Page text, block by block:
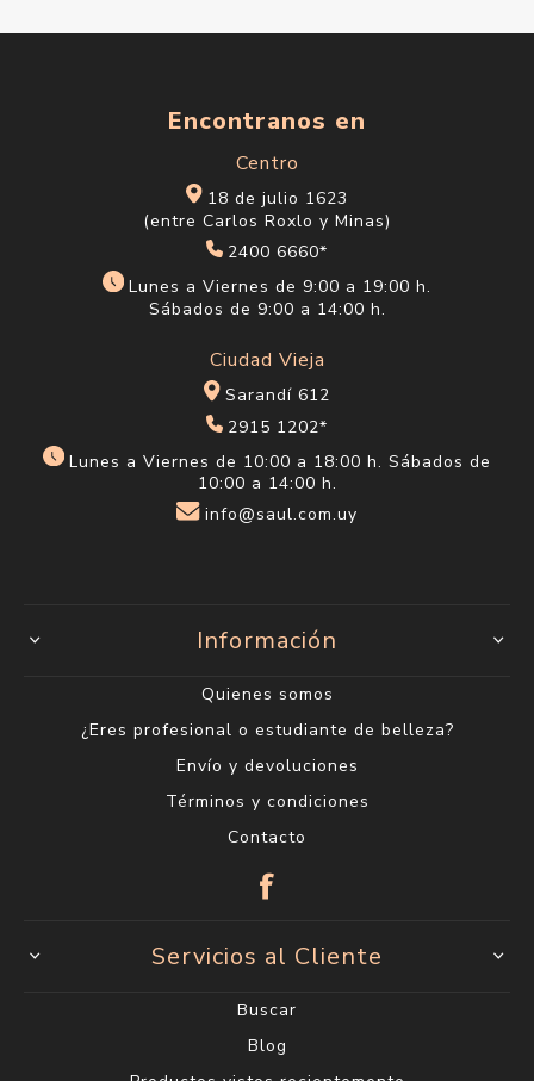
Encontranos en
Centro
18 de julio 1623
(entre Carlos Roxlo y Minas)
2400 6660*
Lunes a Viernes de 9:00 a 19:00 h.
Sábados de 9:00 a 14:00 h.
Ciudad Vieja
Sarandí 612
2915 1202*
Lunes a Viernes de 10:00 a 18:00 h. Sábados de
10:00 a 14:00 h.
info@saul.com.uy
Información
Quienes somos
¿Eres profesional o estudiante de belleza?
Envío y devoluciones
Términos y condiciones
Contacto
Servicios al Cliente
Buscar
Blog